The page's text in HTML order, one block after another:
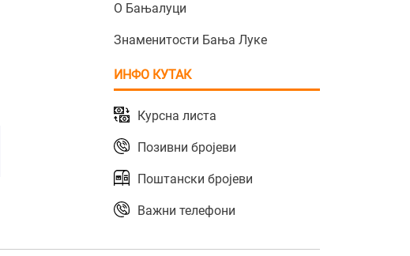
О Бањалуци
Знаменитости Бања Луке
ИНФО КУТАК
Курсна листа
Позивни бројеви
Поштански бројеви
Важни телефони